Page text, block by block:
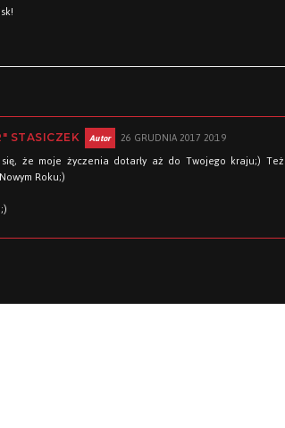
STASICZEK 26 GRUDNIA 2017 20:19
że moje życzenia dotarły aż do Twojego kraju;)
Roku;)